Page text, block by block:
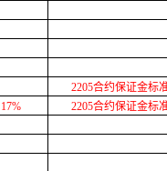
2205合约保证金标
17%
2205合约保证金标